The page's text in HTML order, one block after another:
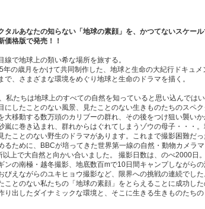
タルあなたの知らない「地球の素顔」を、かつてないスケール
価格版で発売！！
線で地球上の類い希な場所を旅する。
年の歳月をかけて共同制作した、地球と生命の大紀行ドキュメ
で、さまざまな環境をめぐり地球と生命のドラマを描く。
私たちは地球上のすべての自然を知っていると思い込んでは
にしたことのない風景、見たことのない生きものたちのスペク
大移動する数万頭のカリブーの群れ、その後をつけ狙い襲いか
嵐に巻き込まれ、群れからはぐれてしまうゾウの母子・・・
たことのない野生のドラマがあります。これまで撮影困難だ
るために、BBCが培ってきた世界第一線の自然・動物カメラ
上で大自然と向かい合いました。 撮影日数は、のべ2000日。
ンの南極・越冬撮影、地底数百mで10日間キャンプしながらの
びえながらのユキヒョウ撮影など、限界への挑戦の連続でした
ことのない私たちの「地球の素顔」をとらえることに成功した
り出したダイナミックな環境と、そこに生きる生きものたち